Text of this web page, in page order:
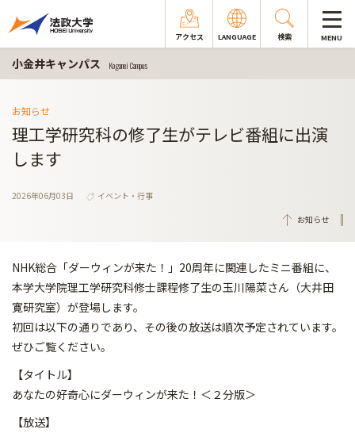
アクセス LANGUAGE 検索 MENU
小金井キャンパス Koganei Campus
お知らせ
理工学研究科の修了生がテレビ番組に出演
します
2026年06月03日
イベント・行事
お知らせ
NHK総合「ダーウィンが来た！」20周年に関連したミニ番組に、
本学大学院理工学研究科修士課程修了生の玉川陽菜さん（大井田
寛研究室）が登場します。
初回は以下の通りであり、その後の放送は順次予定されています。
ぜひご覧ください。
【タイトル】
あなたの好奇心にダーウィンが来た！＜２分版＞
【放送】